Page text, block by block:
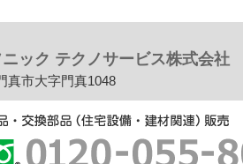
ック テクノサービス株式会社
真市大字門真1048